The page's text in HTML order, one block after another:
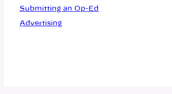
Submitting an Op-Ed
Advertising